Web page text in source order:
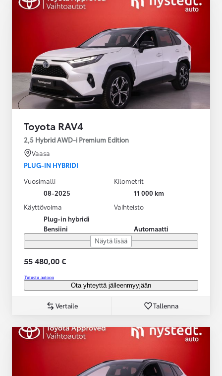
Toyota RAV4
2,5 Hybrid AWD-i Premium Edition
Vaasa
PLUG-IN HYBRIDI
Vuosimalli
08-2025
Kilometrit
11 000 km
Käyttövoima
Plug-in hybridi
Bensiini
Vaihteisto
Automaatti
Näytä lisää
55 480,00 €
Tutustu autoon
Ota yhteyttä jälleenmyyjään
Vertaile Tallenna